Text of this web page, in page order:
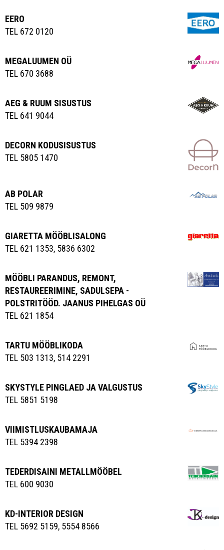
EERO
TEL 672 0120
MEGALUUMEN OÜ
TEL 670 3688
AEG & RUUM SISUSTUS
TEL 641 9044
DECORN KODUSISUSTUS
TEL 5805 1470
AB POLAR
TEL 509 9879
GIARETTA MÖÖBLISALONG
TEL 621 1353, 5836 6302
MÖÖBLI PARANDUS, REMONT,
RESTAUREERIMINE, SADULSEPA -
POLSTRITÖÖD. JAANUS PIHELGAS OÜ
TEL 621 1854
TARTU MÖÖBLIKODA
TEL 503 1313, 514 2291
SKYSTYLE PINGLAED JA VALGUSTUS
TEL 5851 5198
VIIMISTLUSKAUBAMAJA
TEL 5394 2398
TEDERDISAINI METALLMÖÖBEL
TEL 600 9030
KD-INTERIOR DESIGN
TEL 5692 5159, 5554 8566